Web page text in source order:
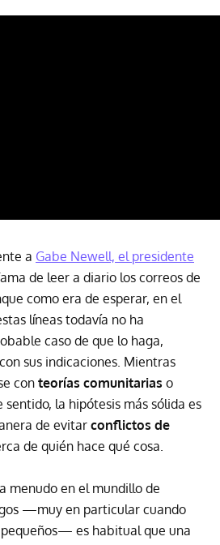
a Gabe Newell, el presidente
de leer a diario los correos de
como era de esperar, en el
líneas todavía no ha
caso de que lo haga,
sus indicaciones. Mientras
con teorías comunitarias o
sentido, la hipótesis más sólida es
de evitar conflictos de
de quién hace qué cosa.
menudo en el mundillo de
—muy en particular cuando
es habitual que una